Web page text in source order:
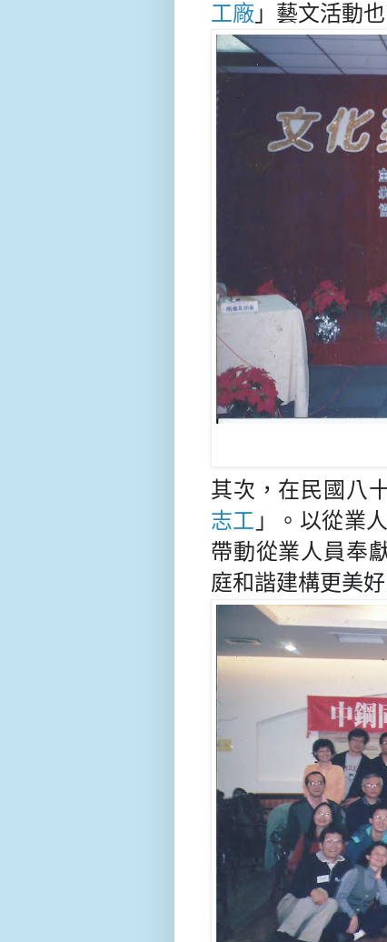
工廠 」藝文活動
其次，在民國八
志工 」。以從業
帶動從業人員奉
庭和諧建構更美